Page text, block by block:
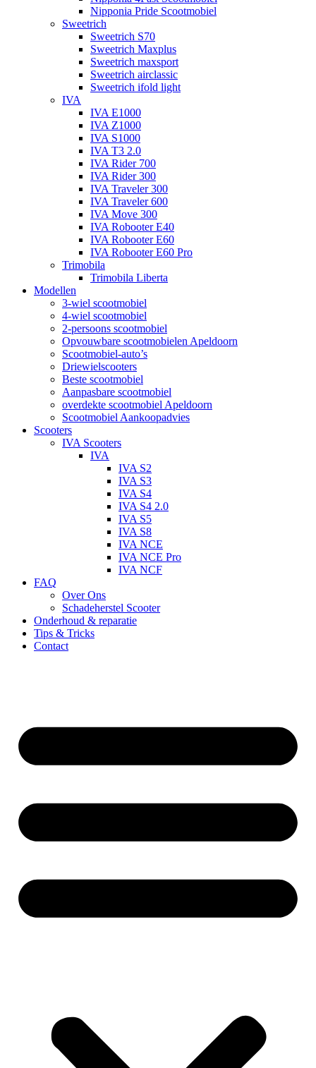
Nipponia Pride Scootmobiel
Sweetrich
Sweetrich S70
Sweetrich Maxplus
Sweetrich maxsport
Sweetrich airclassic
Sweetrich ifold light
IVA
IVA E1000
IVA Z1000
IVA S1000
IVA T3 2.0
IVA Rider 700
IVA Rider 300
IVA Traveler 300
IVA Traveler 600
IVA Move 300
IVA Robooter E40
IVA Robooter E60
IVA Robooter E60 Pro
Trimobila
Trimobila Liberta
Modellen
3-wiel scootmobiel
4-wiel scootmobiel
2-persoons scootmobiel
Opvouwbare scootmobielen Apeldoorn
Scootmobiel-auto’s
Driewielscooters
Beste scootmobiel
Aanpasbare scootmobiel
overdekte scootmobiel Apeldoorn
Scootmobiel Aankoopadvies
Scooters
IVA Scooters
IVA
IVA S2
IVA S3
IVA S4
IVA S4 2.0
IVA S5
IVA S8
IVA NCE
IVA NCE Pro
IVA NCF
FAQ
Over Ons
Schadeherstel Scooter
Onderhoud & reparatie
Tips & Tricks
Contact